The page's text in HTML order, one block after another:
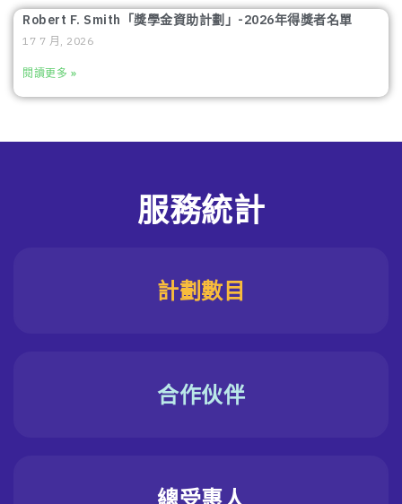
Robert F. Smith「獎學金資助計劃」-2026年得獎者名單
17 7 月, 2026
閱讀更多 »
服務統計
計劃數目
合作伙伴